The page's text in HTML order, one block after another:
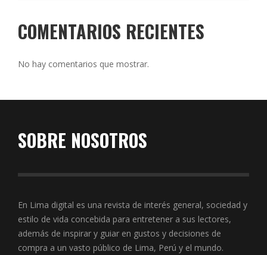
COMENTARIOS RECIENTES
No hay comentarios que mostrar.
SOBRE NOSOTROS
En Lima digital es una revista de interés general, sociedad y
estilo de vida concebida para entretener a sus lectores,
además de inspirar y guiar en gustos y decisiones de
compra a un vasto público de Lima, Perú y el mundo.